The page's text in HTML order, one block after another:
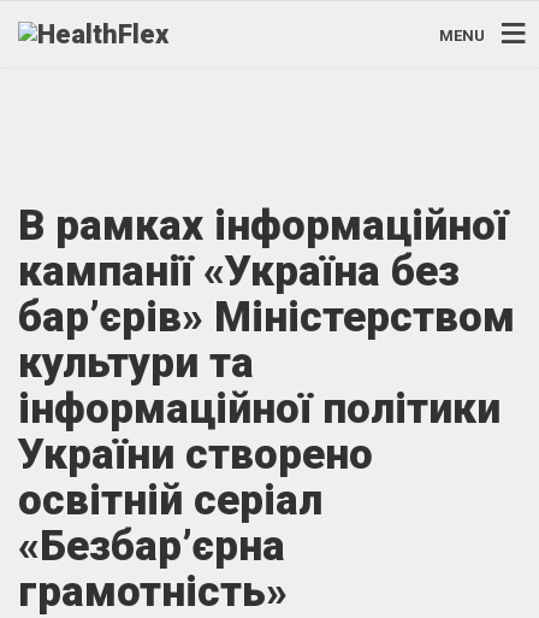
MENU
В рамках інформаційної
кампанії «Україна без
бар’єрів» Міністерством
культури та
інформаційної політики
України створено
освітній серіал
«Безбар’єрна
грамотність»